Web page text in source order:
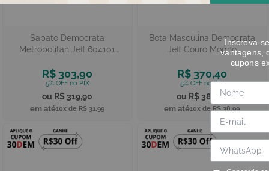
Sapato Democrata
Metropolitan Jeff 604101
R$ 303,90
R$ 319,90
10x de R$ 31,99
Bota Masculina Democrata
Jeff Couro Mogno
R$ 370,40
R$ 389,90
10x deR$ 38,99
Inscreva-
vantagens,
cupons